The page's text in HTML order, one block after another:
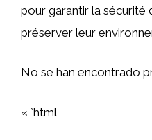
pour garantir la sécurité
préserver leur
No se han encontrado
« `html